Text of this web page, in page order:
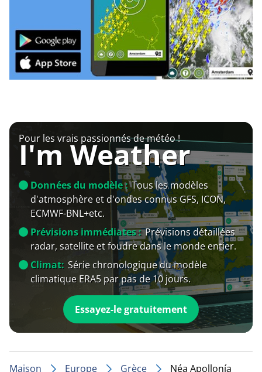
Pour les vrais passionnés de météo !
I'm Weather
Données du modèle : Tous les modèles
d'atmosphère et d'ondes connus GFS, ICON,
ECMWF-BNL+etc.
Prévisions immédiates : Prévisions détaillées
radar, satellite et foudre dans le monde entier.
Climat: Série chronologique du modèle
climatique ERA5 par pas de 10 jours.
Essayez-le gratuitement
Maison Europe Grèce Néa Apollonía